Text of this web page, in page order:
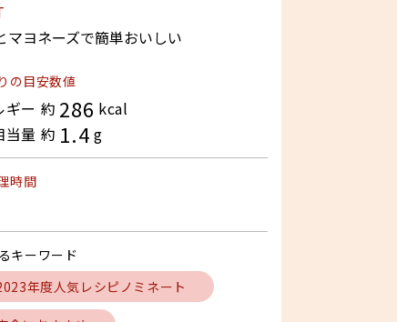
マヨネーズで簡単おいしい
の目安数値
ギー 約 286 kcal
当量 約 1.4 g
時間
キーワード
年度人気レシピノミネート